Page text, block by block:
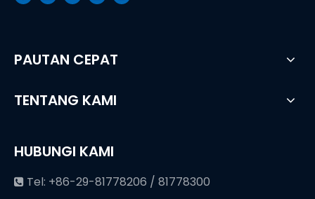
PAUTAN CEPAT
TENTANG KAMI
HUBUNGI KAMI
 Tel: +86-29-81778206 / 81778300